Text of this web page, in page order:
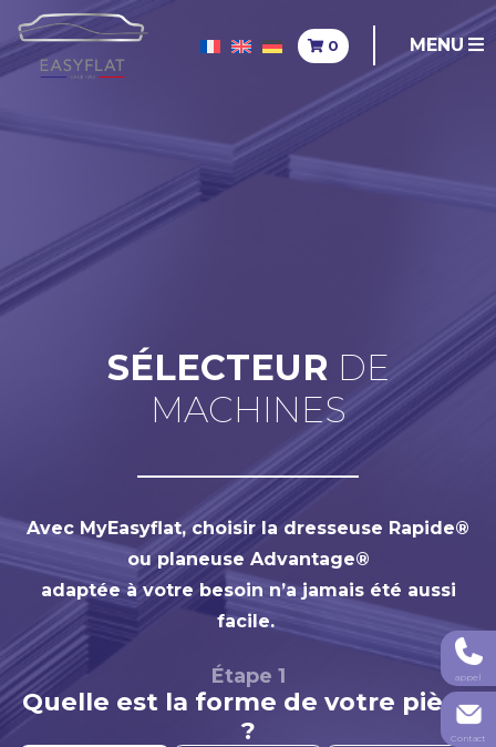
0 MENU
SÉLECTEUR DE
MACHINES
Avec MyEasyflat, choisir la dresseuse Rapide®
ou planeuse Advantage®
adaptée à votre besoin n’a jamais été aussi
facile.
Étape 1
Quelle est la forme de votre pièce
?
appel
Contact